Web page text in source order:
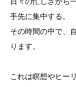
日々の忙しさから
手先に集中する。
その時間の中で、
ります。
これは瞑想やヒー